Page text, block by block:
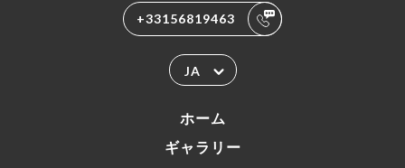
+33156819463
JA
ホーム
ギャラリー